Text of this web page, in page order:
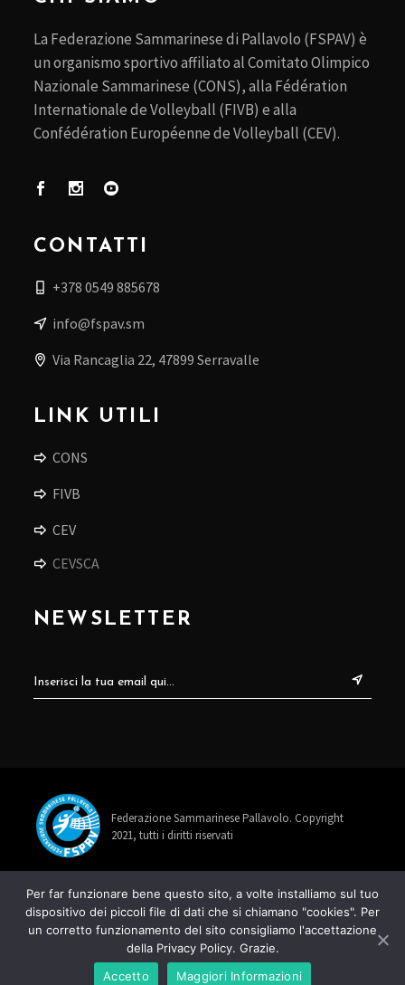
La Federazione Sammarinese di Pallavolo (FSPAV) è
un organismo sportivo affiliato al Comitato Olimpico
Nazionale Sammarinese (CONS), alla Fédération
Internationale de Volleyball (FIVB) e alla
Confédération Européenne de Volleyball (CEV).
CONTATTI
+378 0549 885678
info@fspav.sm
Via Rancaglia 22, 47899 Serravalle
LINK UTILI
CONS
FIVB
CEV
CEVSCA
NEWSLETTER
Federazione Sammarinese Pallavolo. Copyright
2021, tutti i diritti riservati
+378 0549 885678
Via Rancaglia 22, 47899 Serravalle
Per far funzionare bene questo sito, a volte installiamo sul tuo
dispositivo dei piccoli file di dati che si chiamano "cookies". Per
un corretto funzionamento del sito consigliamo l'accettazione
della Privacy Policy. Grazie.
Accetto
Maggiori Informazioni